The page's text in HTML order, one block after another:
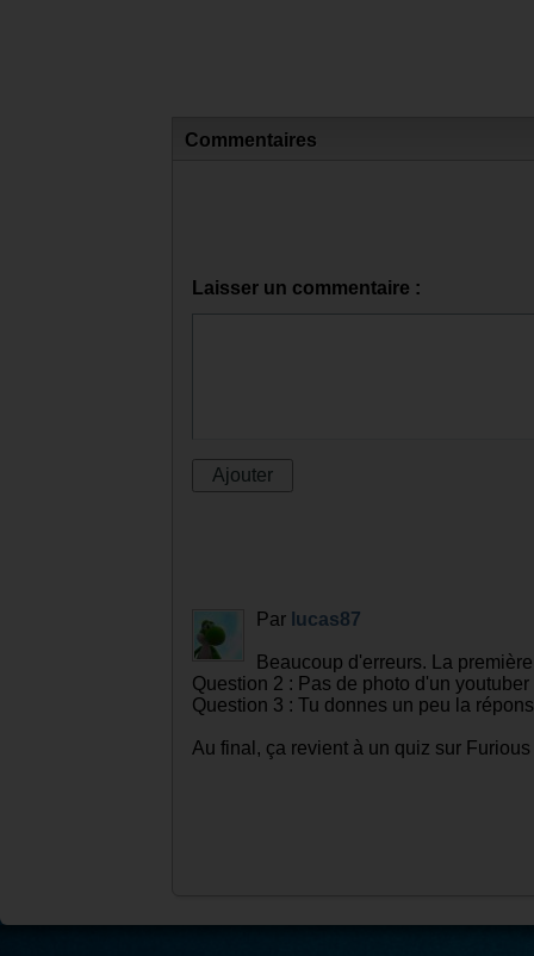
Commentaires
Laisser un commentaire :
Par lucas87
Beaucoup d'erreurs. La
Question 2 : Pas de photo d'un youtuber
Question 3 : Tu donnes un peu la
Au final, ça revient à un quiz sur Furious